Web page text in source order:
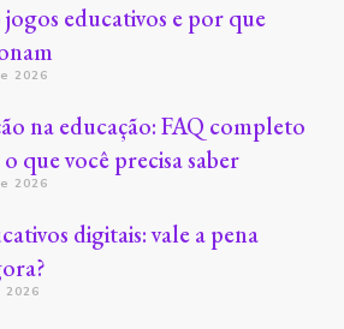
jogos educativos e por que
2026
na educação: FAQ completo
que você precisa saber
2026
digitais: vale a pena